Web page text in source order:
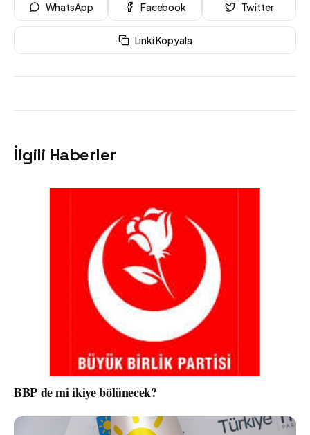
WhatsApp Facebook Twitter
Linki Kopyala
İlgili Haberler
BBP de mi ikiye bölünecek?